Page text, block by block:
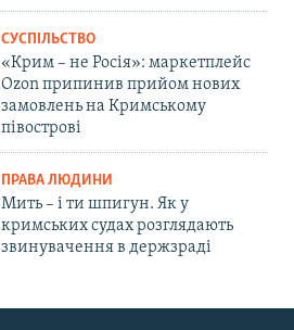
СУСПІЛЬСТВО
«Крим – не Росія»: маркетплейс
Ozon припинив прийом нових
замовлень на Кримському
півострові
ПРАВА ЛЮДИНИ
Мить – і ти шпигун. Як у
кримських судах розглядають
звинувачення в держзраді